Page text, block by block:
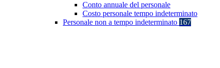
Conto annuale del personale
Costo personale tempo indeterminato
Personale non a tempo indeterminato 167